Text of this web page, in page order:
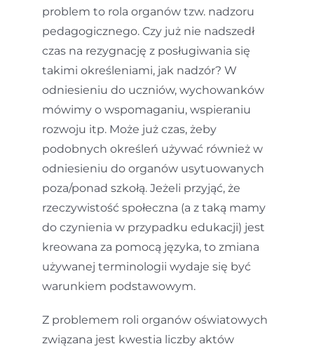
problem to rola organów tzw. nadzoru
pedagogicznego. Czy już nie nadszedł
czas na rezygnację z posługiwania się
takimi określeniami, jak nadzór? W
odniesieniu do uczniów, wychowanków
mówimy o wspomaganiu, wspieraniu
rozwoju itp. Może już czas, żeby
podobnych określeń używać również w
odniesieniu do organów usytuowanych
poza/ponad szkołą. Jeżeli przyjąć, że
rzeczywistość społeczna (a z taką mamy
do czynienia w przypadku edukacji) jest
kreowana za pomocą języka, to zmiana
używanej terminologii wydaje się być
warunkiem podstawowym.
Z problemem roli organów oświatowych
związana jest kwestia liczby aktów